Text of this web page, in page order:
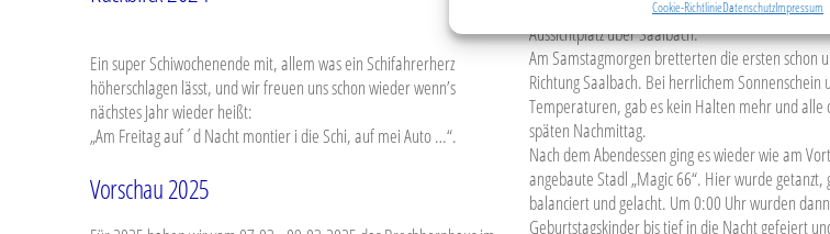
Cookie-RichtlinieDatenschutzImpressum
Ein super Schiwochenende mit, allem was ein Schifahrerherz
höherschlagen lässt, und wir freuen uns schon wieder wenn’s
nächstes Jahr wieder heißt:
„Am Freitag auf´d Nacht montier i die Schi, auf mei Auto …“.
Vorschau 2025
der Piste in der romantischen Bergwelt, ist
Aussichtplatz über Saalbach.
Am Samstagmorgen bretterten die ersten schon
Richtung Saalbach. Bei herrlichem
Temperaturen, gab es kein Halten mehr und alle
späten Nachmittag.
Nach dem Abendessen ging es wieder wie am
angebaute Stadl „Magic 66“. Hier wurde
balanciert und gelacht. Um 0:00 Uhr wurden
Geburtstagskinder bis tief in die Nacht gefeiert